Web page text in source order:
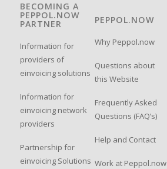
BECOMING A
PEPPOL.NOW
PARTNER
Information for
providers of
einvoicing solutions
Information for
einvoicing network
providers
Partnership for
einvoicing Solutions
PEPPOL.NOW
Why Peppol.now
Questions about
this Website
Frequently Asked
Questions (FAQ’s)
Help and Contact
Work at Peppol.now